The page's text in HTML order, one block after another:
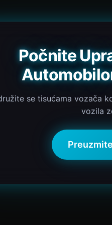
Počnite
se tisućama vozača
vozila